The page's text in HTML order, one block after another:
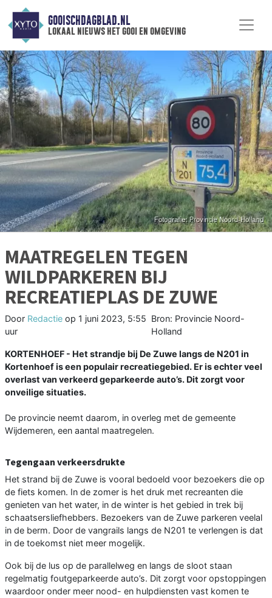
GOOISCHDAGBLAD.NL
lokaal nieuws het gooi en omgeving
MAATREGELEN TEGEN
WILDPARKEREN BIJ
RECREATIEPLAS DE ZUWE
Door Redactie op 1 juni 2023, 5:55
uur
Bron: Provincie Noord-
Holland
KORTENHOEF - Het strandje bij De Zuwe langs de N201 in
Kortenhoef is een populair recreatiegebied. Er is echter veel
overlast van verkeerd geparkeerde auto’s. Dit zorgt voor
onveilige situaties.
De provincie neemt daarom, in overleg met de gemeente
Wijdemeren, een aantal maatregelen.
Tegengaan verkeersdrukte
Het strand bij de Zuwe is vooral bedoeld voor bezoekers die op
de fiets komen. In de zomer is het druk met recreanten die
genieten van het water, in de winter is het gebied in trek bij
schaatsersliefhebbers. Bezoekers van de Zuwe parkeren veelal
in de berm. Door de vangrails langs de N201 te verlengen is dat
in de toekomst niet meer mogelijk.
Ook bij de lus op de parallelweg en langs de sloot staan
regelmatig foutgeparkeerde auto’s. Dit zorgt voor opstoppingen
waardoor onder meer nood- en hulpdiensten vast komen te